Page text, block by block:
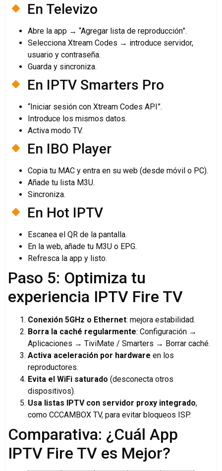
En Televizo
Abre la app → “Agregar lista de reproducción”.
Selecciona Xtream Codes → introduce servidor,
usuario y contraseña.
Guarda y sincroniza.
En IPTV Smarters Pro
“Iniciar sesión con Xtream Codes API”.
Introduce los mismos datos.
Activa modo TV.
En IBO Player
Copia tu MAC y entra en su web (desde móvil o PC).
Añade tu lista M3U.
Sincroniza.
En Hot IPTV
Escanea el QR de la pantalla.
En la web, añade tu M3U o EPG.
Refresca la app y listo.
Paso 5: Optimiza tu
experiencia IPTV Fire TV
Conexión 5GHz o Ethernet: mejora estabilidad.
Borra la caché regularmente: Configuración →
Aplicaciones → TiviMate / Smarters → Borrar caché.
Activa aceleración por hardware en los
reproductores.
Evita el WiFi saturado (desconecta otros
dispositivos).
Usa listas IPTV con servidor proxy integrado,
como CCCAMBOX TV, para evitar bloqueos ISP.
Comparativa: ¿Cuál App
IPTV Fire TV es Mejor?